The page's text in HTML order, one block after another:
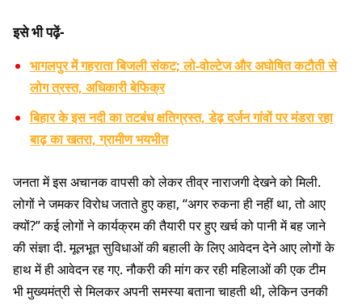
इसे भी पढ़ें-
भागलपुर में गहराता बिजली संकट; लो-वोल्टेज और अघोषित कटौती से
लोग त्रस्त, अधिकारी बेफिक्र
बिहार के इस नदी का तटबंध क्षतिग्रस्त, डेढ़ दर्जन गांवों पर मंडरा रहा
बाढ़ का खतरा, ग्रामीण भयभीत
जनता में इस अचानक वापसी को लेकर तीव्र नाराजगी देखने को मिली.
लोगों ने जमकर विरोध जताते हुए कहा, “अगर रुकना ही नहीं था, तो आए
क्यों?” कई लोगों ने कार्यक्रम की तैयारी पर हुए खर्च को पानी में बह जाने
की संज्ञा दी. मूलभूत सुविधाओं की बहाली के लिए आवेदन देने आए लोगों के
हाथ में ही आवेदन रह गए. नौकरी की मांग कर रही महिलाओं की एक टीम
भी मुख्यमंत्री से मिलकर अपनी समस्या बताना चाहती थी, लेकिन उनकी